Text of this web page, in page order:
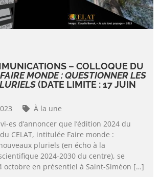
– COLLOQUE DU
FAIRE MONDE : QUESTIONNER LES
(DATE LIMITE : 17 JUIN
À la une
es d’annoncer que l’édition 2024 du
CELAT, intitulée Faire monde :
pluriels (en écho à la
2024-2030 du centre), se
octobre en présentiel à Saint-Siméon […]